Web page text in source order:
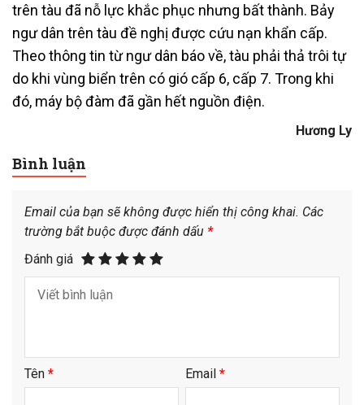
trên tàu đã nỗ lực khắc phục nhưng bất thành. Bảy
ngư dân trên tàu đề nghị được cứu nạn khẩn cấp.
Theo thông tin từ ngư dân báo về, tàu phải thả trôi tự
do khi vùng biển trên có gió cấp 6, cấp 7. Trong khi
đó, máy bộ đàm đã gần hết nguồn điện.
Hương Ly
Bình luận
Email của bạn sẽ không được hiển thị công khai. Các
trường bắt buộc được đánh dấu *
Đánh giá
Tên * Email *